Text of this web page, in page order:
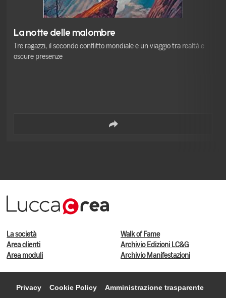
La notte delle malombre
Tre ragazzi, il secondo conflitto mondiale e un viaggio tra realtà e
oscure presenze
La società
Area clienti
Area moduli
Walk of Fame
Archivio Edizioni LC&G
Archivio Manifestazioni
Privacy Cookie Policy Amministrazione trasparente